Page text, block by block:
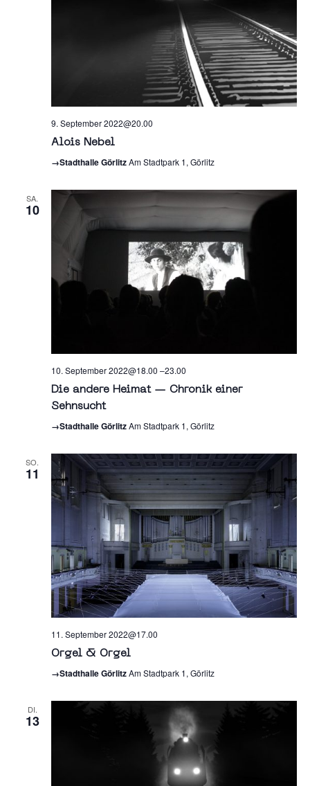
9. September 2022@20.00
Alois Nebel
→Stadthalle GörlitzAm Stadtpark 1, Görlitz
SA.
10
10. September 2022@18.00 –23.00
Die andere Heimat — Chronik einer
Sehnsucht
→Stadthalle GörlitzAm Stadtpark 1, Görlitz
SO.
11
11. September 2022@17.00
Orgel & Orgel
→Stadthalle GörlitzAm Stadtpark 1, Görlitz
DI.
13